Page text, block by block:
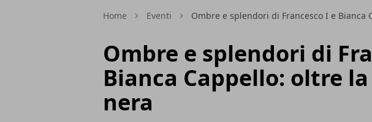
Home Eventi Ombre e splendori di Francesco I e
Ombre e splendori di
Bianca Cappello: oltre
nera